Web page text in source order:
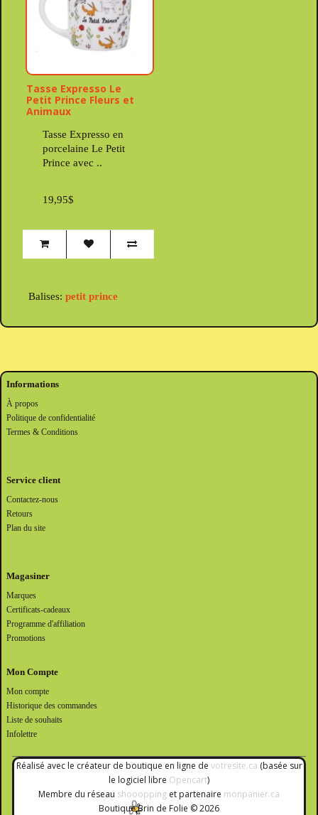
Tasse Expresso Le
Petit Prince Fleurs et
Animaux
Tasse Expresso en
porcelaine Le Petit
Prince avec ..
19,95$
Balises: petit prince
Informations
À propos
Politique de confidentialité
Termes & Conditions
Service client
Contactez-nous
Retours
Plan du site
Magasiner
Marques
Certificats-cadeaux
Programme d'affiliation
Promotions
Mon Compte
Mon compte
Historique des commandes
Liste de souhaits
Infolettre
Réalisé avec le créateur de boutique en ligne de votresite.ca (basée sur
le logiciel libre Opencart)
Membre du réseau shooopping et partenaire monpanier.ca
Boutique Brin de Folie © 2026